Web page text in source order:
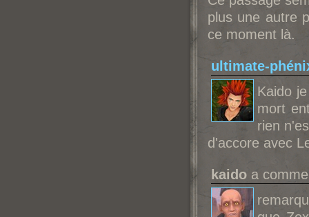
plus une autre
ce moment là.
ultimate-
Kaido
mort
rien
d'accore avec
kaido a